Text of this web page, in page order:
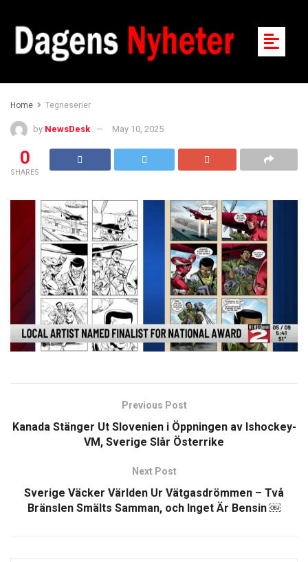
Home Tegneserier
by NewsDesk May 10, 2025
0
SHARES
Previous Post
Kanada Stänger Ut Slovenien i Öppningen av Ishockey-
VM, Sverige Slår Österrike
Next Post
Sverige Väcker Världen Ur Vätgasdrömmen – Två
Bränslen Smälts Samman, och Inget Är Bensin ￼